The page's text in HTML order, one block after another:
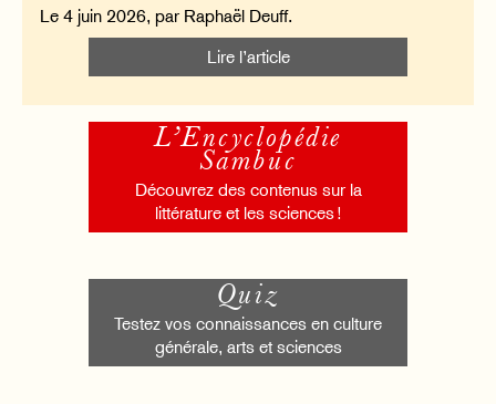
Le 4 juin 2026, par Raphaël Deuff.
Lire l’article
L’Encyclopédie
Sambuc
Découvrez des contenus sur la
littérature et les sciences !
Quiz
Testez vos connaissances en culture
générale, arts et sciences